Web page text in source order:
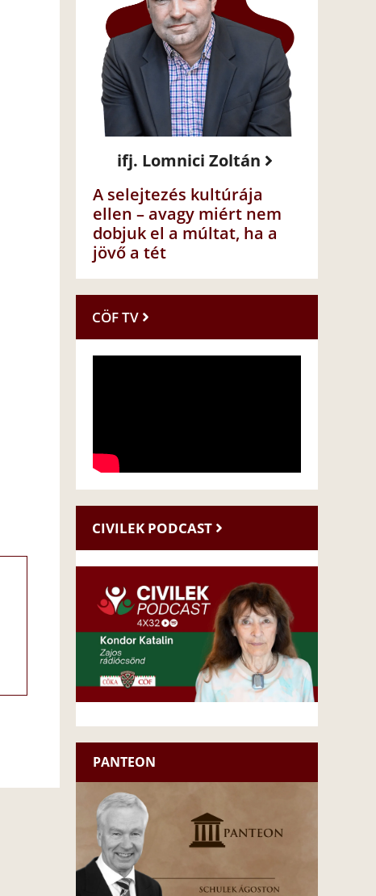
ifj. Lomnici Zoltán
A selejtezés kultúrája
ellen – avagy miért nem
dobjuk el a múltat, ha a
jövő a tét
CÖF TV
CIVILEK PODCAST
PANTEON